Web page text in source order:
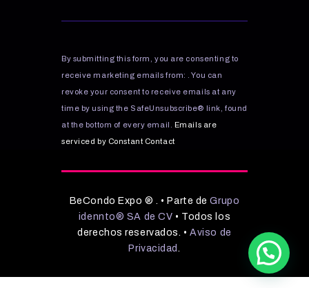
t
a
n
t
C
o
t
By submitting this form, you are consenting to
receive marketing emails from: . You can
revoke your consent to receive emails at any
time by using the SafeUnsubscribe® link, found
at the bottom of every email. Emails are
serviced by Constant Contact
BeCondo Expo ® . • Parte deGrupo
idennto® SA de CV • Todos los
derechos reservados. • Aviso de
Privacidad.